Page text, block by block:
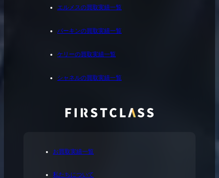
お買取実績一覧
私たちについて
エルメスの買取実績一覧
バーキンの買取実績一覧
ケリーの買取実績一覧
シャネルの買取実績一覧